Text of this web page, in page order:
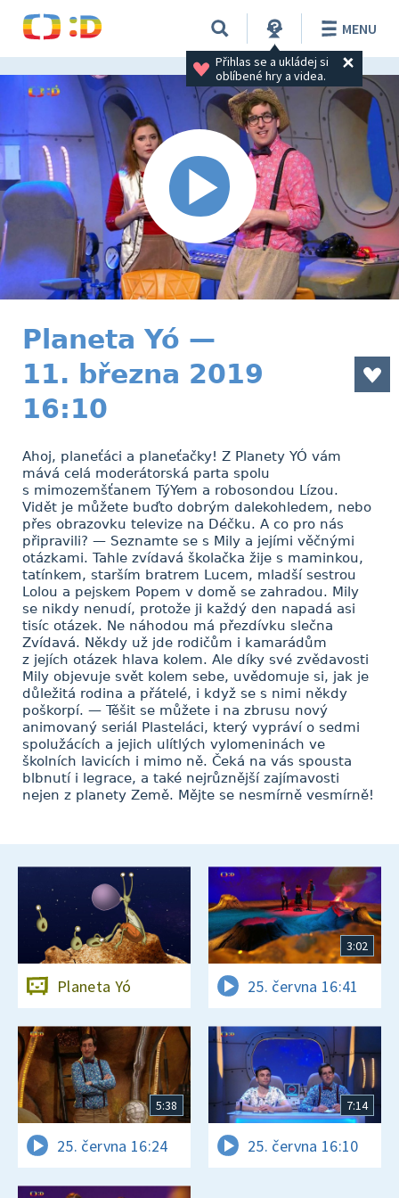
Přihlas se a ukládej si
oblíbené hry a videa.
MENU
Planeta Yó —
11. března 2019
16:10
Ahoj, planeťáci a planeťačky! Z Planety YÓ vám
mává celá moderátorská parta spolu
s mimozemšťanem TýYem a robosondou Lízou.
Vidět je můžete buďto dobrým dalekohledem, nebo
přes obrazovku televize na Déčku. A co pro nás
připravili? — Seznamte se s Mily a jejími věčnými
otázkami. Tahle zvídavá školačka žije s maminkou,
tatínkem, starším bratrem Lucem, mladší sestrou
Lolou a pejskem Popem v domě se zahradou. Mily
se nikdy nenudí, protože ji každý den napadá asi
tisíc otázek. Ne náhodou má přezdívku slečna
Zvídavá. Někdy už jde rodičům i kamarádům
z jejích otázek hlava kolem. Ale díky své zvědavosti
Mily objevuje svět kolem sebe, uvědomuje si, jak je
důležitá rodina a přátelé, i když se s nimi někdy
poškorpí. — Těšit se můžete i na zbrusu nový
animovaný seriál Plasteláci, který vypráví o sedmi
spolužácích a jejich ulítlých vylomeninách ve
školních lavicích i mimo ně. Čeká na vás spousta
blbnutí i legrace, a také nejrůznější zajímavosti
nejen z planety Země. Mějte se nesmírně vesmírně!
Planeta Yó
3:02
25. června 16:41
5:38
25. června 16:24
7:14
25. června 16:10